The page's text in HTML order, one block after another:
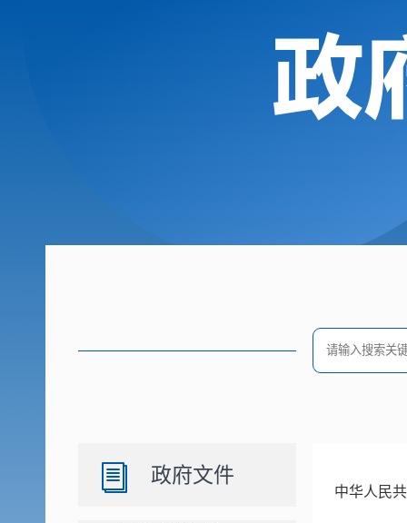
政府文件
中华人民